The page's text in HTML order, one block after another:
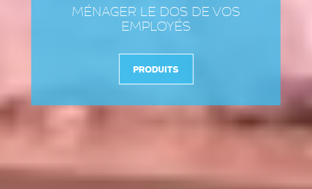
MÉNAGER LE DOS DE VOS
EMPLOYÉS
PRODUITS